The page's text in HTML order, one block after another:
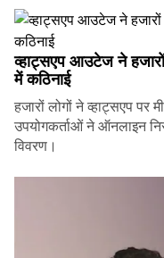
व्हाट्सएप आउटेज ने हजारों
में कठिनाई
हजारों लोगों ने व्हाट्सएप पर
उपयोगकर्ताओं ने ऑनलाइन
विवरण।